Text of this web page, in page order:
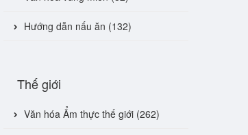
Hướng dẫn nấu ăn (132)
Thế giới
Văn hóa Ẩm thực thế giới (262)